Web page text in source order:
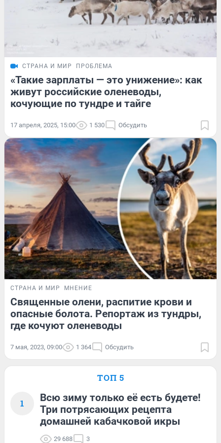
СТРАНА И МИР ПРОБЛЕМА
«Такие зарплаты — это унижение»: как
живут российские оленеводы,
кочующие по тундре и тайге
17 апреля, 2025, 15:00 1 530 Обсудить
СТРАНА И МИР МНЕНИЕ
Священные олени, распитие крови и
опасные болота. Репортаж из тундры,
где кочуют оленеводы
7 мая, 2023, 09:00 1 364 Обсудить
ТОП 5
1
Всю зиму только её есть будете!
Три потрясающих рецепта
домашней кабачковой икры
29 688 3